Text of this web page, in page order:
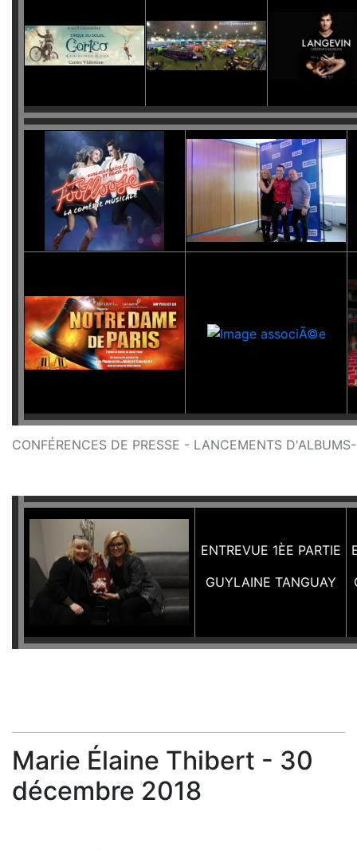
CONFÉRENCES DE PRESSE - LANCEMENTS
ENTREVUE 1ÈE PARTIE
GUYLAINE TANGUAY
Marie Élaine Thibert - 30
décembre 2018